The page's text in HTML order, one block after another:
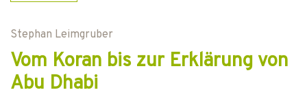
Stephan Leimgruber
Vom Koran bis zur Erklärung von
Abu Dhabi